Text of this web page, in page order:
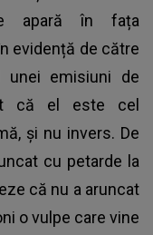
apară în fața
evidență de către
unei emisiuni de
că el este cel
și nu invers. De
cu petarde la
că nu a aruncat
o vulpe care vine